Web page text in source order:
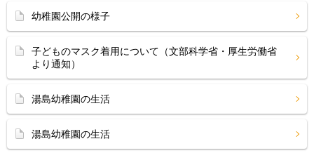
幼稚園公開の様子
子どものマスク着用について（文部科学省・厚生労働省
より通知）
湯島幼稚園の生活
湯島幼稚園の生活